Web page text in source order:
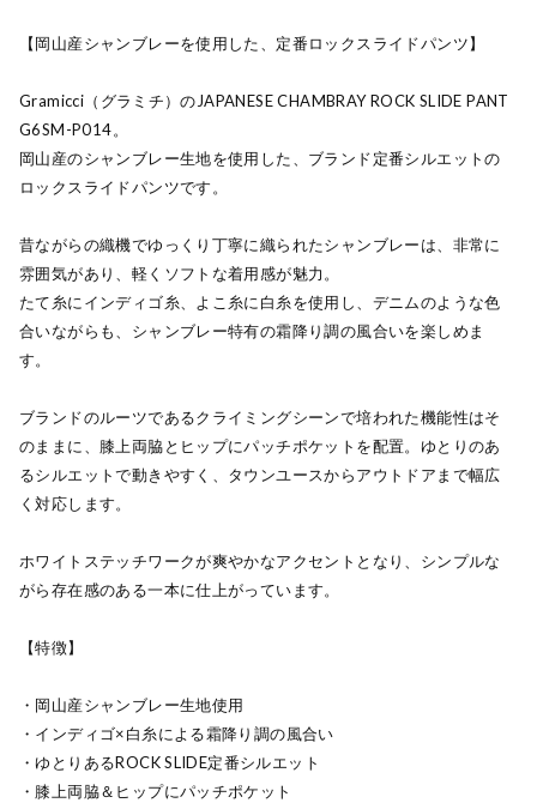
【岡山産シャンブレーを使用した、定番ロックスライドパンツ】
Gramicci（グラミチ）のJAPANESE CHAMBRAY ROCK SLIDE PANT
G6SM-P014。
岡山産のシャンブレー生地を使用した、ブランド定番シルエットの
ロックスライドパンツです。
昔ながらの織機でゆっくり丁寧に織られたシャンブレーは、非常に
雰囲気があり、軽くソフトな着用感が魅力。
たて糸にインディゴ糸、よこ糸に白糸を使用し、デニムのような色
合いながらも、シャンブレー特有の霜降り調の風合いを楽しめま
す。
ブランドのルーツであるクライミングシーンで培われた機能性はそ
のままに、膝上両脇とヒップにパッチポケットを配置。ゆとりのあ
るシルエットで動きやすく、タウンユースからアウトドアまで幅広
く対応します。
ホワイトステッチワークが爽やかなアクセントとなり、シンプルな
がら存在感のある一本に仕上がっています。
【特徴】
・岡山産シャンブレー生地使用
・インディゴ×白糸による霜降り調の風合い
・ゆとりあるROCK SLIDE定番シルエット
・膝上両脇＆ヒップにパッチポケット